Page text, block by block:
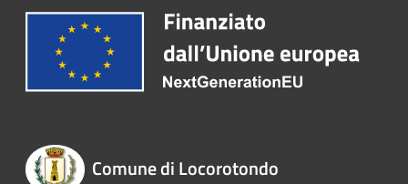
Comune di Locorotondo